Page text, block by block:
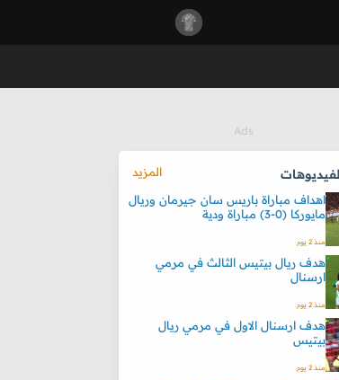
المزيد
اهداف مباراة باريس سان جيرمان وريال
مايوركا (0-3) مباراة ودية
منذ 2 يوم
هدف ريال بيتيس الثالث في مرمي
ارسنال
منذ 2 يوم
هدف ارسنال الاول في مرمي ريال
بيتيس
منذ 2 يوم